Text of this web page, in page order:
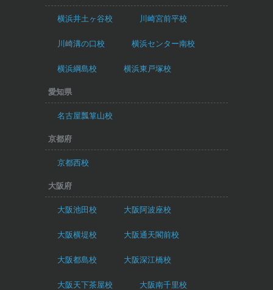
横浜井土ヶ谷校 川崎宮前平校
川崎溝の口校 横浜センター南校
横浜綱島校 横浜東戸塚校
愛知県
名古屋瓢箪山校
京都府
京都西校
大阪府
大阪池田校 大阪阿波座校
大阪横堤校 大阪通天閣前校
大阪都島校 大阪深江橋校
大阪天下茶屋校 大阪南千里校